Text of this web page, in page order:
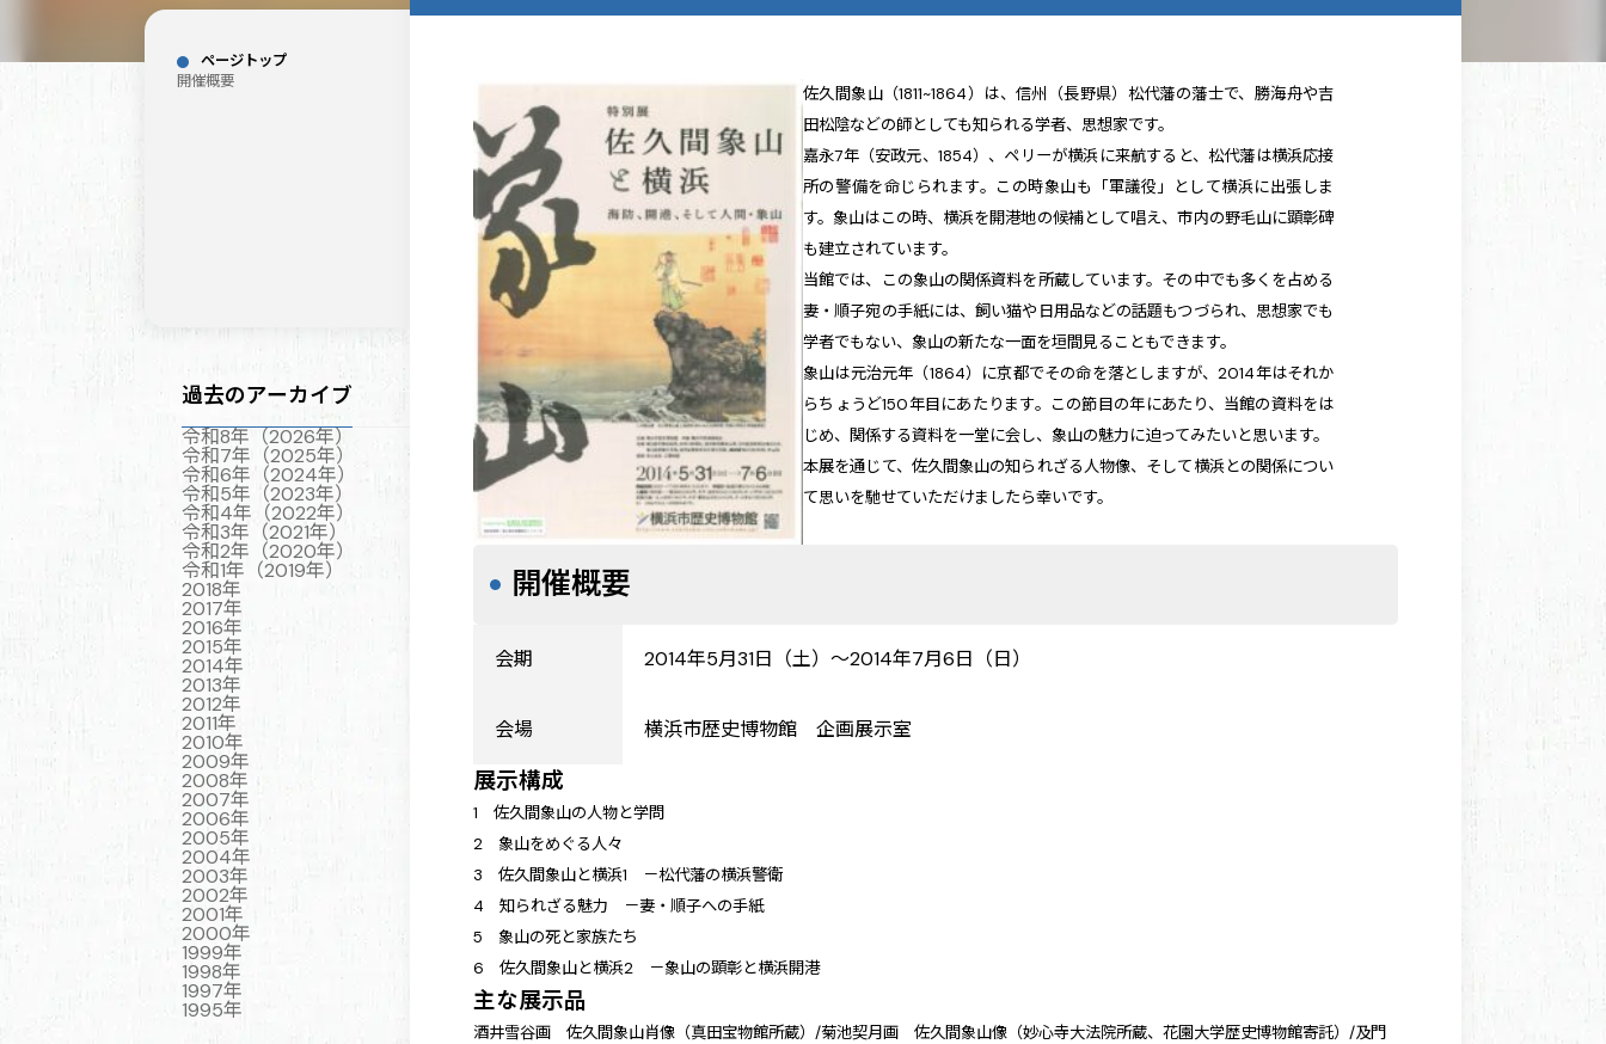
佐久間象山（1811~1864）は、信州（長野県）松代藩の藩士で、勝海舟や吉
田松陰などの師としても知られる学者、思想家です。
嘉永7年（安政元、1854）、ペリーが横浜に来航すると、松代藩は横浜応接
所の警備を命じられます。この時象山も「軍議役」として横浜に出張しま
す。象山はこの時、横浜を開港地の候補として唱え、市内の野毛山に顕彰碑
も建立されています。
当館では、この象山の関係資料を所蔵しています。その中でも多くを占める
妻・順子宛の手紙には、飼い猫や日用品などの話題もつづられ、思想家でも
学者でもない、象山の新たな一面を垣間見ることもできます。
象山は元治元年（1864）に京都でその命を落としますが、2014年はそれか
らちょうど150年目にあたります。この節目の年にあたり、当館の資料をは
じめ、関係する資料を一堂に会し、象山の魅力に迫ってみたいと思います。
本展を通じて、佐久間象山の知られざる人物像、そして横浜との関係につい
て思いを馳せていただけましたら幸いです。
開催概要
会期 2014年5月31日（土）～2014年7月6日（日）
会場 横浜市歴史博物館 企画展示室
展示構成
1 佐久間象山の人物と学問
2 象山をめぐる人々
3 佐久間象山と横浜1 －松代藩の横浜警衛
4 知られざる魅力 －妻・順子への手紙
5 象山の死と家族たち
6 佐久間象山と横浜2 －象山の顕彰と横浜開港
主な展示品
酒井雪谷画 佐久間象山肖像（真田宝物館所蔵）/菊池契月画 佐久間象山像（妙心寺大法院所蔵、花園大学歴史博物館寄託）/及門
ページトップ
開催概要
過去のアーカイブ
令和8年（2026年）
令和7年（2025年）
令和6年（2024年）
令和5年（2023年）
令和4年（2022年）
令和3年（2021年）
令和2年（2020年）
令和1年（2019年）
2018年
2017年
2016年
2015年
2014年
2013年
2012年
2011年
2010年
2009年
2008年
2007年
2006年
2005年
2004年
2003年
2002年
2001年
2000年
1999年
1998年
1997年
1995年